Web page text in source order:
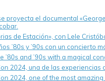
proyecta el documental
de Estación», con Lele
’80s y ’90s con un concierto
’80s and ’90s with a magical
2024, una de las experiencias
2024, one of the most